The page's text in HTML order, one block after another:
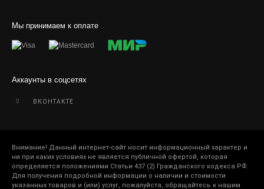
Для защиты от повреждений рекомендуем оформлять
Мы принимаем к оплате
Аккаунты в соцсетях
ВКОНТАКТЕ
Внимание! Данный интернет-сайт носит информационный характер и
ни при каких условиях не является публичной офертой, которая
определяется положениями Статьи 437 (2) Гражданского кодекса РФ.
Для получения подробной информации о наличии и стоимости
указанных товаров и (или) услуг, пожалуйста, обращайтесь к нашим